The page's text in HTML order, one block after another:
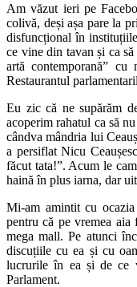
Am văzut ieri pe
colivă, deși așa pare la
disfuncțional în
ce vine din tavan și ca
artă contemporană”
Restaurantul
Eu zic că ne supărăm
acoperim rahatul ca să
cândva mândria lui
a persiflat Nicu
făcut tata!”. Acum le
haină în plus iarna, dar
Mi-am amintit cu
pentru că pe vremea
mega mall. Pe atunci
discuțiile cu ea și cu
lucrurile în ea și de ce
Parlament.